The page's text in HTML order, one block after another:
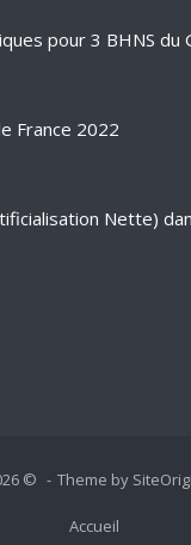
pour 3 BHNS du
France 2022
Nette)
© Theme by
Accueil